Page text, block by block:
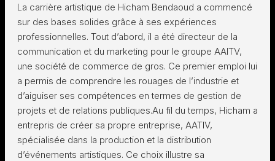
La carrière artistique de Hicham Bendaoud a commencé
sur des bases solides grâce à ses expériences
professionnelles. Tout d’abord, il a été directeur de la
communication et du marketing pour le groupe AAITV,
une société de commerce de gros. Ce premier emploi lui
a permis de comprendre les rouages de l’industrie et
d’aiguiser ses compétences en termes de gestion de
projets et de relations publiques.Au fil du temps, Hicham a
entrepris de créer sa propre entreprise, AATIV,
spécialisée dans la production et la distribution
d’événements artistiques. Ce choix illustre sa